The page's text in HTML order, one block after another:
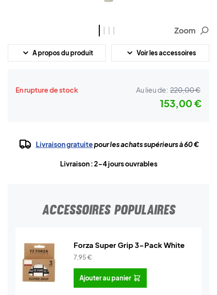
Zoom
A propos du produit Voir les accessoires
En rupture de stock Au lieu de: 220,00 €
153,00 €
Livraison gratuitepour les achats supérieurs à 60 €
Livraison : 2-4 jours ouvrables
ACCESSOIRES POPULAIRES
Forza Super Grip 3-Pack White
7,95€
Ajouter au panier